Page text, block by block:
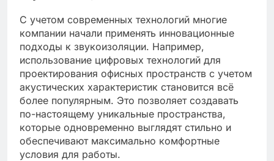
С учетом современных технологий многие
компании начали применять инновационные
подходы к звукоизоляции. Например,
использование цифровых технологий для
проектирования офисных пространств с учетом
акустических характеристик становится всё
более популярным. Это позволяет создавать
по-настоящему уникальные пространства,
которые одновременно выглядят стильно и
обеспечивают максимально комфортные
условия для работы.